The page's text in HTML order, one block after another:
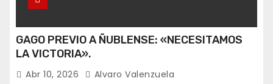
GAGO PREVIO A ÑUBLENSE: «NECESITAMOS
LA VICTORIA».
Abr 10, 2026 Alvaro Valenzuela